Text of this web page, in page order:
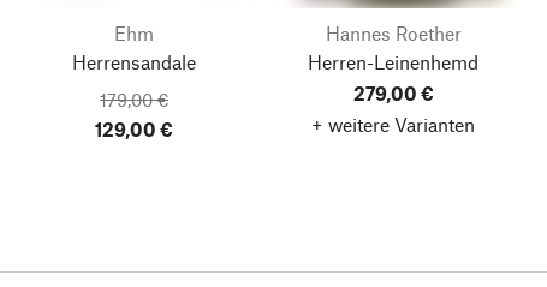
Ehm
Herrensandale
179,00 €
129,00 €
Hannes Roether
Herren-Leinenhemd
279,00 €
+ weitere Varianten